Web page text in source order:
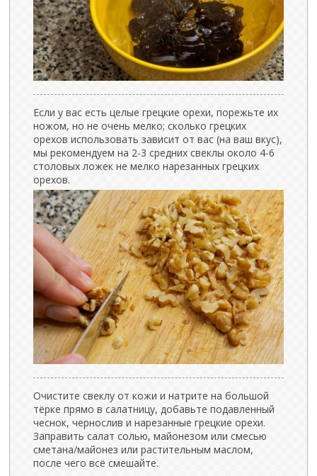
Если у вас есть целые грецкие орехи, порежьте их
ножом, но не очень мелко; сколько грецких
орехов использовать зависит от вас (на ваш вкус),
мы рекомендуем на 2-3 средних свеклы около 4-6
столовых ложек не мелко нарезанных грецких
орехов.
Очистите свеклу от кожи и натрите на большой
тёрке прямо в салатницу, добавьте подавленный
чеснок, чернослив и нарезанные грецкие орехи.
Заправить салат солью, майонезом или смесью
сметана/майонез или растительным маслом,
после чего всё смешайте.